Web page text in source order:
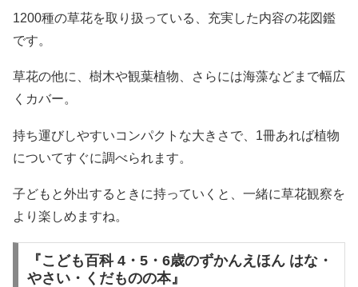
1200種の草花を取り扱っている、充実した内容の花図鑑
です。
草花の他に、樹木や観葉植物、さらには海藻などまで幅広
くカバー。
持ち運びしやすいコンパクトな大きさで、1冊あれば植物
についてすぐに調べられます。
子どもと外出するときに持っていくと、一緒に草花観察を
より楽しめますね。
『こども百科 4・5・6歳のずかんえほん はな・
やさい・くだものの本』